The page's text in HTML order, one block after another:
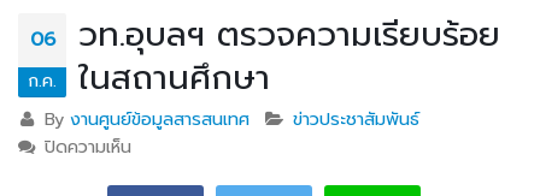
06
ก.ค.
วท.อุบลฯ ตรวจความเรียบร้อย
ในสถานศึกษา
Byงานศูนย์ข้อมูลสารสนเทศ
ข่าวประชาสัมพันธ์
ปิดความเห็น